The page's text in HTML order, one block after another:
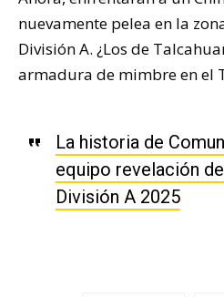
nuevamente pelea en la
División A. ¿Los de
armadura de mimbre en el
La historia de
equipo revelación
División A 2025